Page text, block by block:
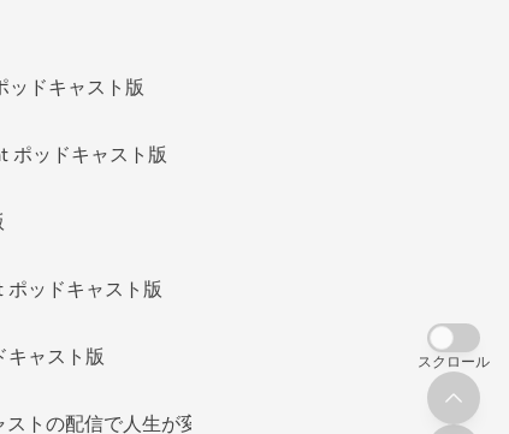
ッドキャスト版
ポッドキャスト版
ポッドキャスト版
キャスト版
トの配信で人生が変わる
スクロール